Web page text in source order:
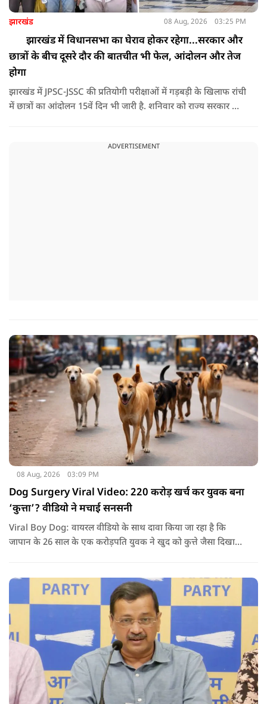
झारखंड 08 Aug, 2026 03:25 PM
झारखंड में विधानसभा का घेराव होकर रहेगा...सरकार और
छात्रों के बीच दूसरे दौर की बातचीत भी फेल, आंदोलन और तेज
होगा
झारखंड में JPSC-JSSC की प्रतियोगी परीक्षाओं में गड़बड़ी के खिलाफ रांची
में छात्रों का आंदोलन 15वें दिन भी जारी है. शनिवार को राज्य सरकार और
ADVERTISEMENT
08 Aug, 2026 03:09 PM
Dog Surgery Viral Video: 220 करोड़ खर्च कर युवक बना
‘कुत्ता’? वीडियो ने मचाई सनसनी
Viral Boy Dog: वायरल वीडियो के साथ दावा किया जा रहा है कि
जापान के 26 साल के एक करोड़पति युवक ने खुद को कुत्ते जैसा दिखाने
करवाईं और अब वह कुत्ते की तरह दिखने, चलने और रहने की कोशिश
करता है.